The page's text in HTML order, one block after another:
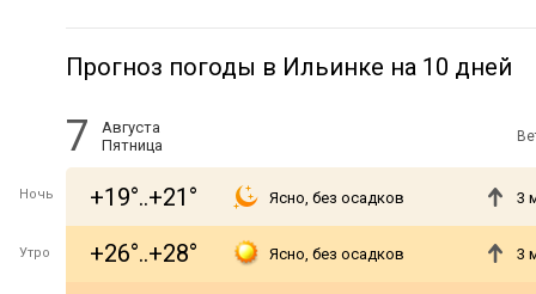
Прогноз погоды в Ильинке на 10 дней
7
Августа
Пятница
Ночь +19°..+21° Ясно, без осадков 3
Утро +26°..+28° Ясно, без осадков 3